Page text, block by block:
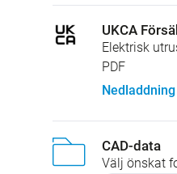
UKCA
Elektrisk
PDF
Nedladdning
CAD-data
Välj önskat